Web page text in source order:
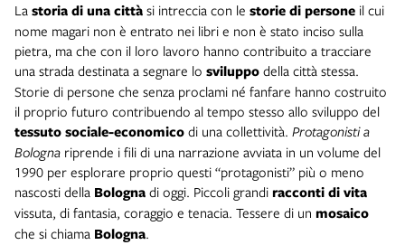
La storia di una città si intreccia con le storie di persone il cui
nome magari non è entrato nei libri e non è stato inciso sulla
pietra, ma che con il loro lavoro hanno contribuito a tracciare
una strada destinata a segnare lo sviluppo della città stessa.
Storie di persone che senza proclami né fanfare hanno costruito
il proprio futuro contribuendo al tempo stesso allo sviluppo del
tessuto sociale-economico di una collettività. Protagonisti a
Bologna riprende i fili di una narrazione avviata in un volume del
1990 per esplorare proprio questi “protagonisti” più o meno
nascosti della Bologna di oggi. Piccoli grandi racconti di vita
vissuta, di fantasia, coraggio e tenacia. Tessere di un mosaico
che si chiama Bologna.